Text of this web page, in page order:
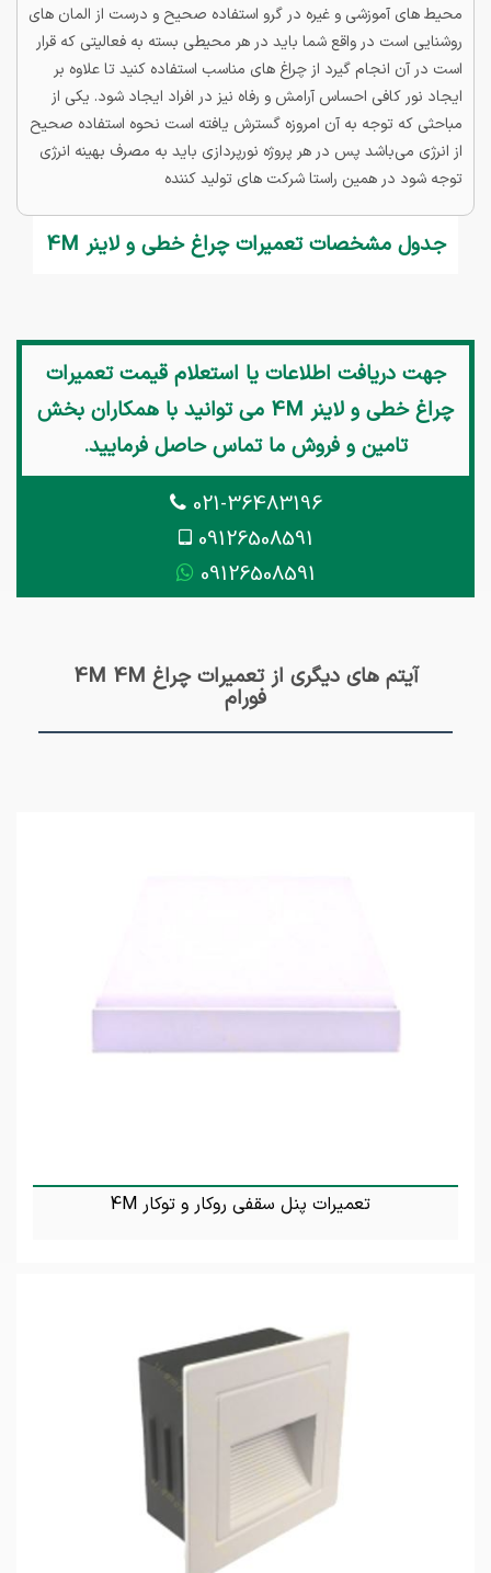
محیط های آموزشی و غیره در گرو استفاده صحیح و درست از المان های
روشنایی است در واقع شما باید در هر محیطی بسته به فعالیتی که قرار
است در آن انجام گیرد از چراغ های مناسب استفاده کنید تا علاوه بر
ایجاد نور کافی احساس آرامش و رفاه نیز در افراد ایجاد شود. یکی از
مباحثی که توجه به آن امروزه گسترش یافته است نحوه استفاده صحیح
از انرژی می‌باشد پس در هر پروژه نورپردازی باید به مصرف بهینه انرژی
توجه شود در همین راستا شرکت های تولید کننده
جدول مشخصات تعمیرات چراغ خطی و لاینر 4M
جهت دریافت اطلاعات یا استعلام قیمتتعمیرات
چراغ خطی و لاینر 4M
می توانید با همکاران بخش
تامین و فروش ما تماس حاصل فرمایید.
021-36483196
09126508591
09126508591
آیتم های دیگری از تعمیرات چراغ 4M 4M
فورام
تعمیرات پنل سقفی روکار و توکار 4M